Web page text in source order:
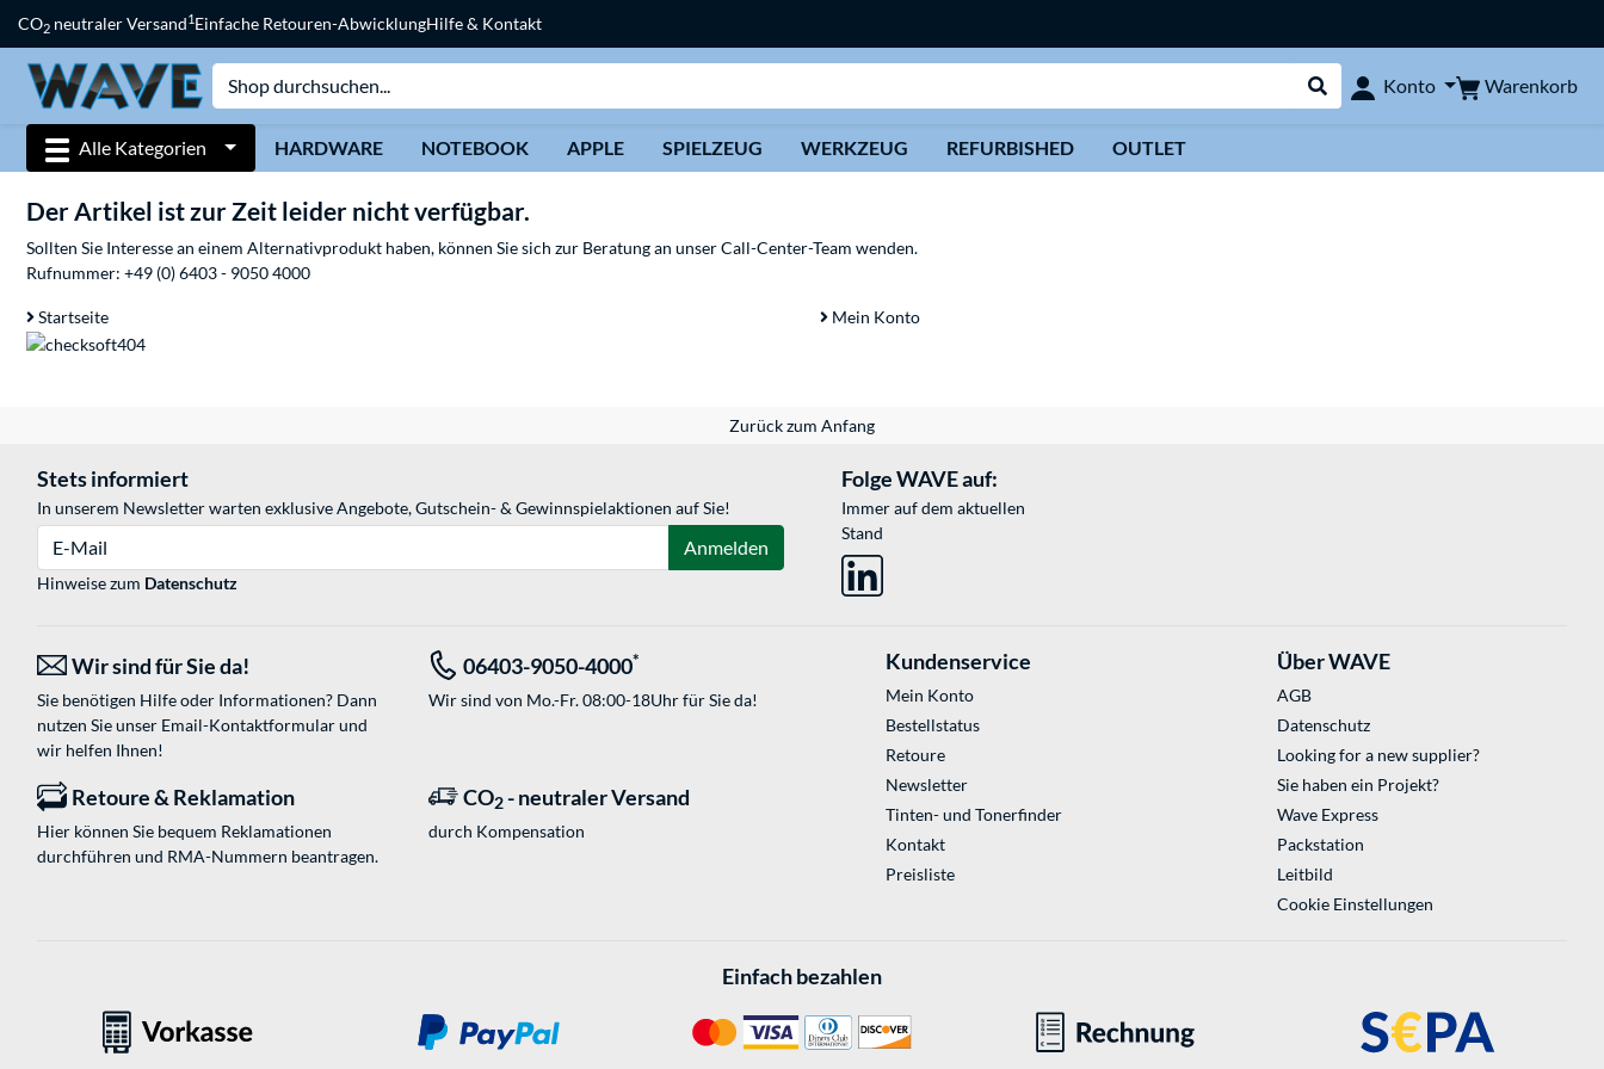
CO2 neutraler Versand1Einfache Retouren-AbwicklungHilfe & Kontakt
Suche durchführen
Konto Warenkorb
Alle Kategorien HARDWARE NOTEBOOK APPLE SPIELZEUG WERKZEUG REFURBISHED OUTLET
Der Artikel ist zur Zeit leider nicht verfügbar.
Sollten Sie Interesse an einem Alternativprodukt haben, können Sie sich zur Beratung an unser Call-Center-Team wenden.
Rufnummer: +49 (0) 6403 - 9050 4000
Startseite Mein Konto
Zurück zum Anfang
Stets informiert
In unserem Newsletter warten exklusive Angebote, Gutschein- & Gewinnspielaktionen auf Sie!
Anmelden
Hinweise zum Datenschutz
Folge WAVE auf:
Immer auf dem aktuellen
Stand
Wir sind für Sie da!
Sie benötigen Hilfe oder Informationen? Dann
nutzen Sie unser Email-Kontaktformularund
wir helfen Ihnen!
06403-9050-4000*
Wir sind von Mo.-Fr. 08:00-18Uhr für Sie da!
Retoure & Reklamation
Hier können Sie bequem Reklamationen
durchführen und RMA-Nummern beantragen.
CO2 - neutraler Versand
durch Kompensation
Kundenservice
Mein Konto
Bestellstatus
Retoure
Newsletter
Tinten- und Tonerfinder
Kontakt
Preisliste
Über WAVE
AGB
Datenschutz
Looking for a new supplier?
Sie haben ein Projekt?
Wave Express
Packstation
Leitbild
Cookie Einstellungen
Einfach bezahlen